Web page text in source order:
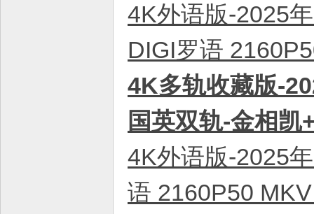
4K外语版-2025
DIGI罗语
4K多轨收藏版-
国英双轨-金相
4K外语版-2025
语 2160P50